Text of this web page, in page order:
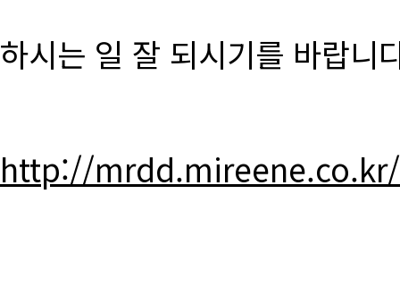
하시는 일 잘 되시기를 바랍니
http://